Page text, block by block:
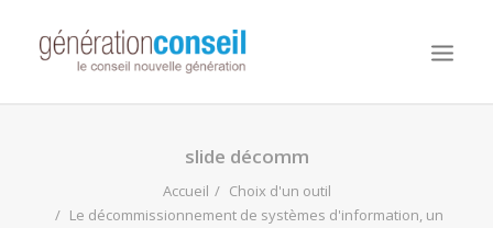
slide décomm
Accueil
Choix d'un outil
Le décommissionnement de systèmes d'information, un